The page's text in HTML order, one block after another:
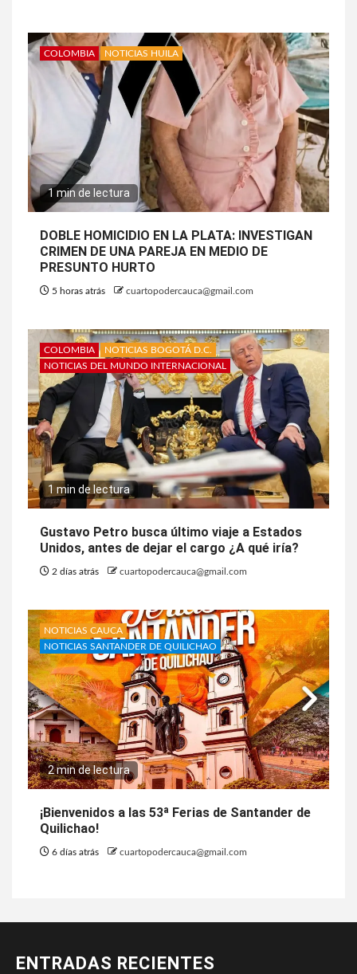
COLOMBIA NOTICIAS HUILA
1 min de lectura
DOBLE HOMICIDIO EN LA PLATA: INVESTIGAN
CRIMEN DE UNA PAREJA EN MEDIO DE
PRESUNTO HURTO
5 horas atrás cuartopodercauca@gmail.com
COLOMBIA
NOTICIAS BOGOTÁ D.C.
NOTICIAS DEL MUNDO INTERNACIONAL
1 min de lectura
Gustavo Petro busca último viaje a Estados
Unidos, antes de dejar el cargo ¿A qué iría?
2 días atrás cuartopodercauca@gmail.com
NOTICIAS CAUCA
NOTICIAS SANTANDER DE QUILICHAO
2 min de lectura
¡Bienvenidos a las 53ª Ferias de Santander de
Quilichao!
6 días atrás cuartopodercauca@gmail.com
ENTRADAS RECIENTES